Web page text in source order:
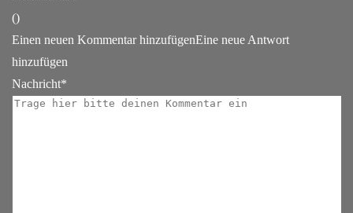
()
Einen neuen Kommentar hinzufügenEine neue Antwort
hinzufügen
Nachricht*